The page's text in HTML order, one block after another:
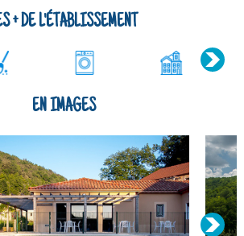
+ DE L'ÉTABLISSEMENT
EN IMAGES